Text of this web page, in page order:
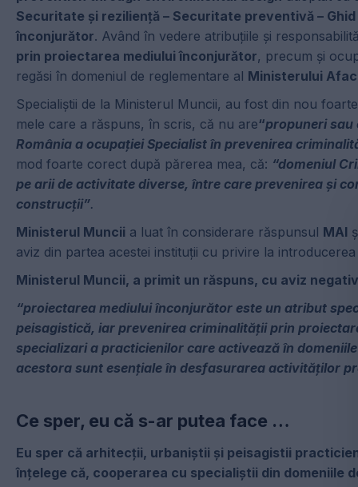
Securitate și reziliență – Securitate preventivă –
înconjurător. Având în vedere atribuțiile și
prin proiectarea mediului înconjurător, precum și
regăsi în domeniul de reglementare al Ministerului
Specialiștii de la Ministerul Muncii, au fost din nou
mele care a răspuns, în scris, că nu are“propuneri sau
România a ocupației Specialist în prevenirea
mod foarte corect după părerea mea, că: “domeniul
pe arii de activitate diverse, între care prevenirea și
construcții”.
Ministerul Muncii a luat în considerare răspunsul MAI
aviz din partea acestei instituții cu privire la introducerea
Ministerul Muncii, a primit un răspuns, cu aviz
“proiectarea mediului înconjurător este un atribut
peisagistică, iar prevenirea criminalității prin
specializari a practicienilor care activează în
acestora sunt esențiale în desfasurarea activităților
Ce sper, eu că s-ar putea face …
Eu sper că arhitecții, urbaniștii și peisagistii
înțelege că, cooperarea cu specialiștii din domeniile